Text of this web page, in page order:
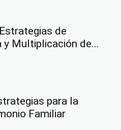
de
y Multiplicación de...
para la
Familiar